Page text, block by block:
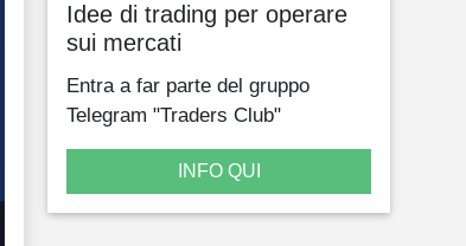
Idee di trading per operare
sui mercati
Entra a far parte del gruppo
Telegram "Traders Club"
INFO QUI